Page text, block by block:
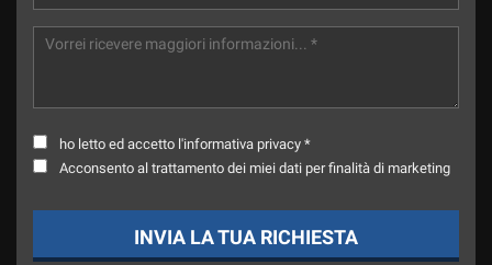
ho letto ed accetto l'informativa privacy *
Acconsento al trattamento dei miei dati per finalità di marketing
INVIA LA TUA RICHIESTA